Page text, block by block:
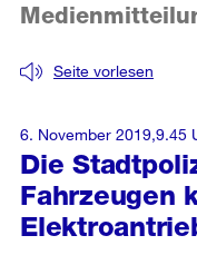
Die
Fahrzeugen
Seite vorlesen
6. November 2019,9.45